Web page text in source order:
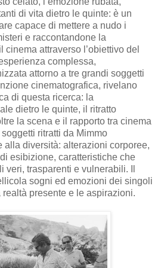
di vita dietro le quinte: è un
capace di mettere a nudo i
e raccontandone la
attraverso l’obiettivo del
complessa,
attorno a tre grandi soggetti
cinematografica, rivelano
di questa ricerca: la
dietro le quinte, il ritratto
la scena e il rapporto tra cinema
ritratti da Mimmo
alla diversità: alterazioni corporee,
esibizione, caratteristiche che
trasparenti e vulnerabili. Il
sogni ed emozioni dei singoli
presente e le aspirazioni.